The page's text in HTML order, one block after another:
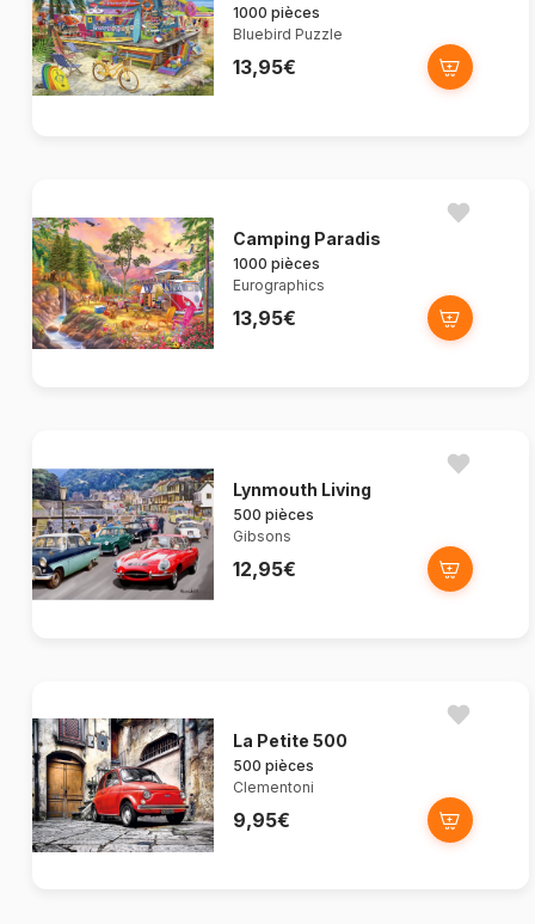
1000 pièces
Bluebird Puzzle
13,95€
Camping Paradis
1000 pièces
Eurographics
13,95€
Lynmouth Living
500 pièces
Gibsons
12,95€
La Petite 500
500 pièces
Clementoni
9,95€